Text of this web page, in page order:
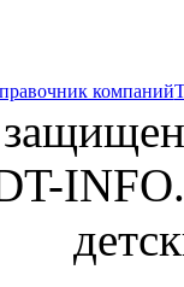
компаний